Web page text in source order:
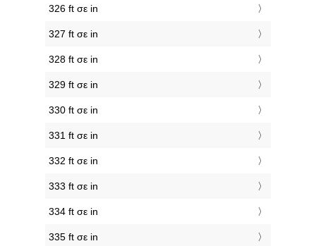
326 ft σε in
327 ft σε in
328 ft σε in
329 ft σε in
330 ft σε in
331 ft σε in
332 ft σε in
333 ft σε in
334 ft σε in
335 ft σε in